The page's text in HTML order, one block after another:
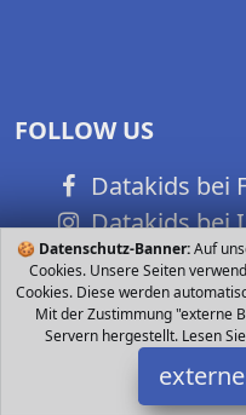
🍪 Datenschutz-Banner:Auf
Cookies. Unsere Seiten
Cookies. Diese werden
Mit der Zustimmung "externe
Servern hergestellt. Lesen
FOLLOW US
Datakids bei
Datakids bei
Datakids bei